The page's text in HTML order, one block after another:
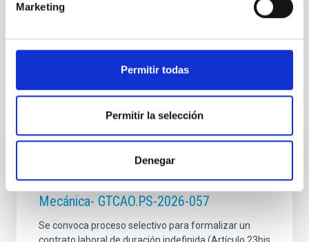
Marketing
Permitir todas
Permitir la selección
Denegar
It may interest you
INDEFINITE CONTRACT
Dos contratos - Ingeniería Especialidad
Mecánica- GTCAO.PS-2026-057
Se convoca proceso selectivo para formalizar un